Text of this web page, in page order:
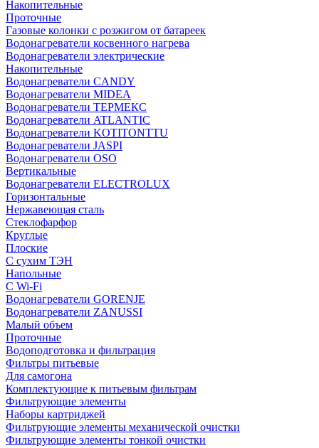
Накопительные
Проточные
Газовые колонки с розжигом от батареек
Водонагреватели косвенного нагрева
Водонагреватели электрические
Накопительные
Водонагреватели CANDY
Водонагреватели MIDEA
Водонагреватели ТЕРМЕКС
Водонагреватели ATLANTIC
Водонагреватели KOTITONTTU
Водонагреватели JASPI
Водонагреватели OSO
Вертикальные
Водонагреватели ELECTROLUX
Горизонтальные
Нержавеющая сталь
Стеклофарфор
Круглые
Плоские
С сухим ТЭН
Напольные
С Wi-Fi
Водонагреватели GORENJE
Водонагреватели ZANUSSI
Малый объем
Проточные
Водоподготовка и фильтрация
Фильтры питьевые
Для самогона
Комплектующие к питьевым фильтрам
Фильтрующие элементы
Наборы картриджей
Фильтрующие элементы механической очистки
Фильтрующие элементы тонкой очистки